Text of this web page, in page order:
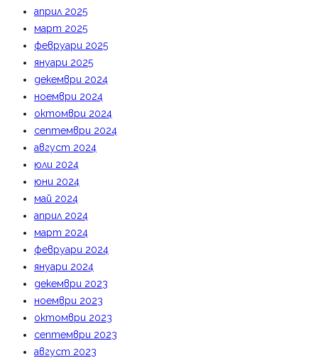
април 2025
март 2025
февруари 2025
януари 2025
декември 2024
ноември 2024
октомври 2024
септември 2024
август 2024
юли 2024
юни 2024
май 2024
април 2024
март 2024
февруари 2024
януари 2024
декември 2023
ноември 2023
октомври 2023
септември 2023
август 2023